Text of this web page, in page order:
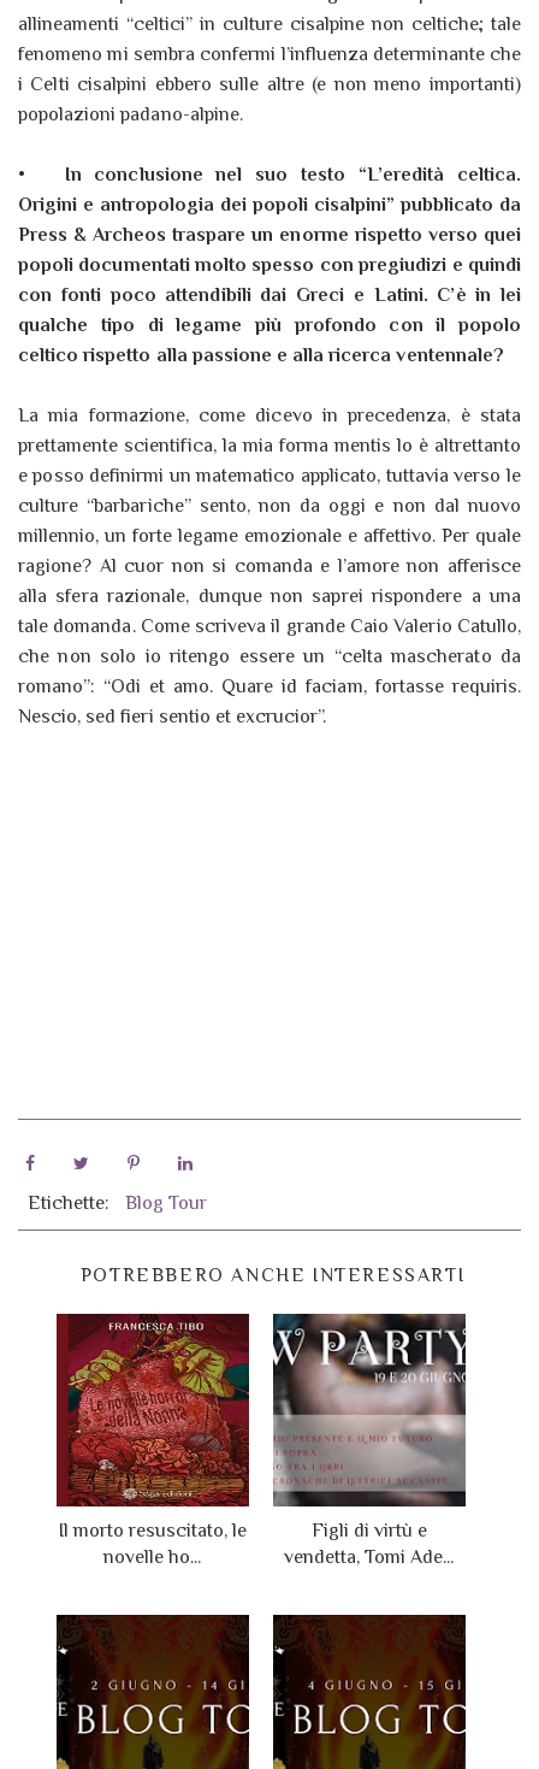
allineamenti “celtici” in culture cisalpine non celtiche; tale
fenomeno mi sembra confermi l’influenza determinante che
i Celti cisalpini ebbero sulle altre (e non meno importanti)
popolazioni padano-alpine.
•
In conclusione nel suo testo “L’eredità celtica.
Origini e antropologia dei popoli cisalpini” pubblicato da
Press & Archeos traspare un enorme rispetto verso quei
popoli documentati molto spesso con pregiudizi e quindi
con fonti poco attendibili dai Greci e Latini. C’è in lei
qualche tipo di legame più profondo con il popolo
celtico rispetto alla passione e alla ricerca ventennale?
La mia formazione, come dicevo in precedenza, è stata
prettamente scientifica, la mia forma mentis lo è altrettanto
e posso definirmi un matematico applicato, tuttavia verso le
culture “barbariche” sento, non da oggi e non dal nuovo
millennio, un forte legame emozionale e affettivo. Per quale
ragione? Al cuor non si comanda e l’amore non afferisce
alla sfera razionale, dunque non saprei rispondere a una
tale domanda. Come scriveva il grande Caio Valerio Catullo,
che non solo io ritengo essere un “celta mascherato da
romano”: “Odi et amo. Quare id faciam, fortasse requiris.
Nescio, sed fieri sentio et excrucior”.
Etichette: Blog Tour
POTREBBERO ANCHE INTERESSARTI
Il morto resuscitato, le
novelle ho...
Figli di virtù e
vendetta, Tomi Ade...